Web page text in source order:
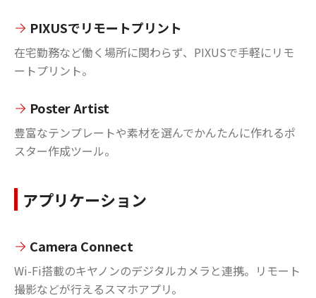
PIXUSでリモートプリント
在宅勤務など働く場所に関わらず、PIXUSで手軽にリモ
ートプリント。
Poster Artist
豊富なテンプレートや素材を選んでかんたんに作れるポ
スター作成ツール。
アプリケーション
Camera Connect
Wi-Fi搭載のキヤノンのデジタルカメラと連携。リモート
撮影などが行えるスマホアプリ。